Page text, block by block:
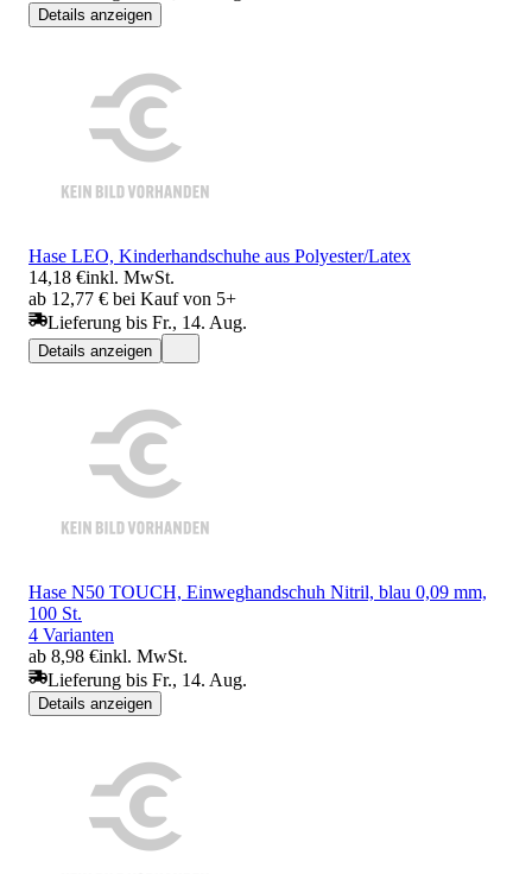
Details anzeigen
Hase LEO, Kinderhandschuhe aus Polyester/Latex
14,18 €inkl. MwSt.
ab 12,77 € bei Kauf von 5+
Lieferung bis Fr., 14. Aug.
Details anzeigen
Hase N50 TOUCH, Einweghandschuh Nitril, blau 0,09 mm,
100 St.
4 Varianten
ab 8,98 €inkl. MwSt.
Lieferung bis Fr., 14. Aug.
Details anzeigen